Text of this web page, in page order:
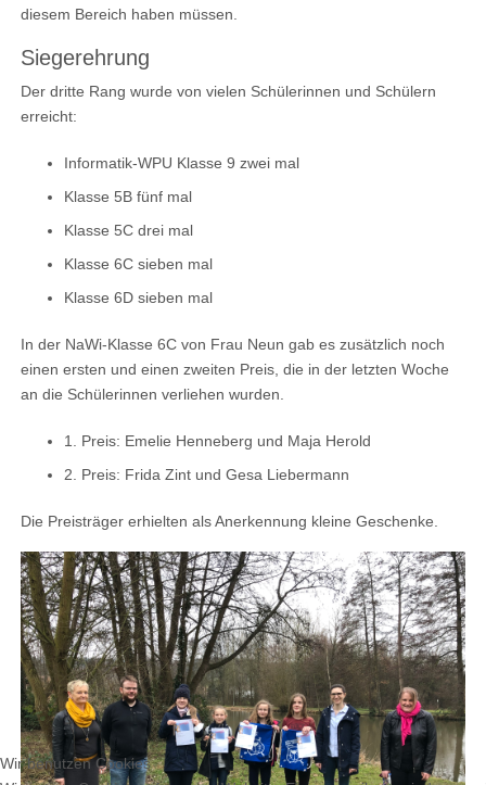
diesem Bereich haben müssen.
Siegerehrung
Der dritte Rang wurde von vielen Schülerinnen und Schülern
erreicht:
Informatik-WPU Klasse 9 zwei mal
Klasse 5B fünf mal
Klasse 5C drei mal
Klasse 6C sieben mal
Klasse 6D sieben mal
In der NaWi-Klasse 6C von Frau Neun gab es zusätzlich noch
einen ersten und einen zweiten Preis, die in der letzten Woche
an die Schülerinnen verliehen wurden.
1. Preis: Emelie Henneberg und Maja Herold
2. Preis: Frida Zint und Gesa Liebermann
Die Preisträger erhielten als Anerkennung kleine Geschenke.
Wir benutzen Cookies